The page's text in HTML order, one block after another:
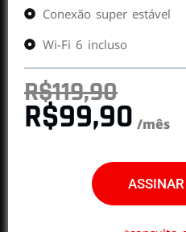
Conexão super estável
Wi-Fi 6 incluso
R$119,90
R$99,90 /mês